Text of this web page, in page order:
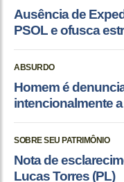
Ausência de
PSOL e ofusca
ABSURDO
Homem é
intencionalmente
SOBRE SEU PATRIMÔNIO
Nota de
Lucas Torres (PL)